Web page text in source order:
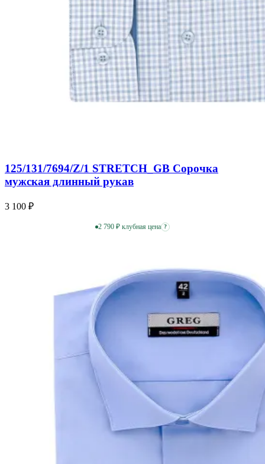
125/131/7694/Z/1 STRETCH_GB Сорочка
мужская длинный рукав
3 100 ₽
2 790 ₽ клубная цена ?